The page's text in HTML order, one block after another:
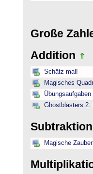
Große
Addition
Schätz mal!
Magisches
Ghostblasters 2:
Subtraktion
Magische